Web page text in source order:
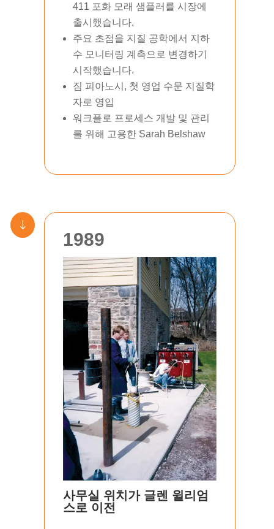
411 포화 모래 샘플러를 시장에
출시했습니다.
주요 초점을 지질 공학에서 지하
수 모니터링 계측으로 변경하기
시작했습니다.
짐 피아노시, 첫 영업 수문 지질학
자로 영입
워크플로 프로세스 개발 및 관리
를 위해 고용한 Sarah Belshaw
1989
사무실 위치가 글렌 윌리엄
스로 이전
"